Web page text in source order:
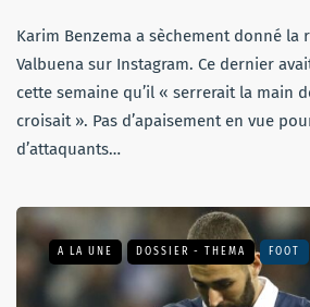
Karim Benzema a sèchement donné la
Valbuena sur Instagram. Ce dernier
cette semaine qu’il « serrerait la main
croisait ». Pas d’apaisement en vue
d’attaquants…
A LA UNE DOSSIER - THEMA FOOT